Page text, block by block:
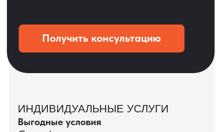
Оставить заявку
КЕЙС ПАО «РОСТЕЛЕКОМ»